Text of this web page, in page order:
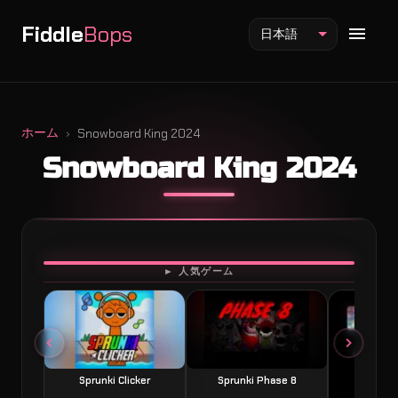
FiddleBops
Fiddlebops Mod
Incredibox Mod
Sprunki Mod
日本語
ホーム Snowboard King 2024
Snowboard King 2024
► 人気ゲーム
Sprunki Clicker Sprunki Phase 8
プレイ